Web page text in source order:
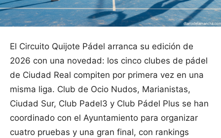
El Circuito Quijote Pádel arranca su edición de
2026 con una novedad: los cinco clubes de pádel
de Ciudad Real compiten por primera vez en una
misma liga. Club de Ocio Nudos, Marianistas,
Ciudad Sur, Club Padel3 y Club Pádel Plus se han
coordinado con el Ayuntamiento para organizar
cuatro pruebas y una gran final, con rankings